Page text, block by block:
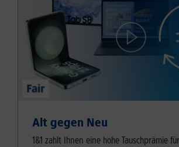
Alt gegen Neu
1&1 zahlt Ihnen eine hohe Tauschprämie